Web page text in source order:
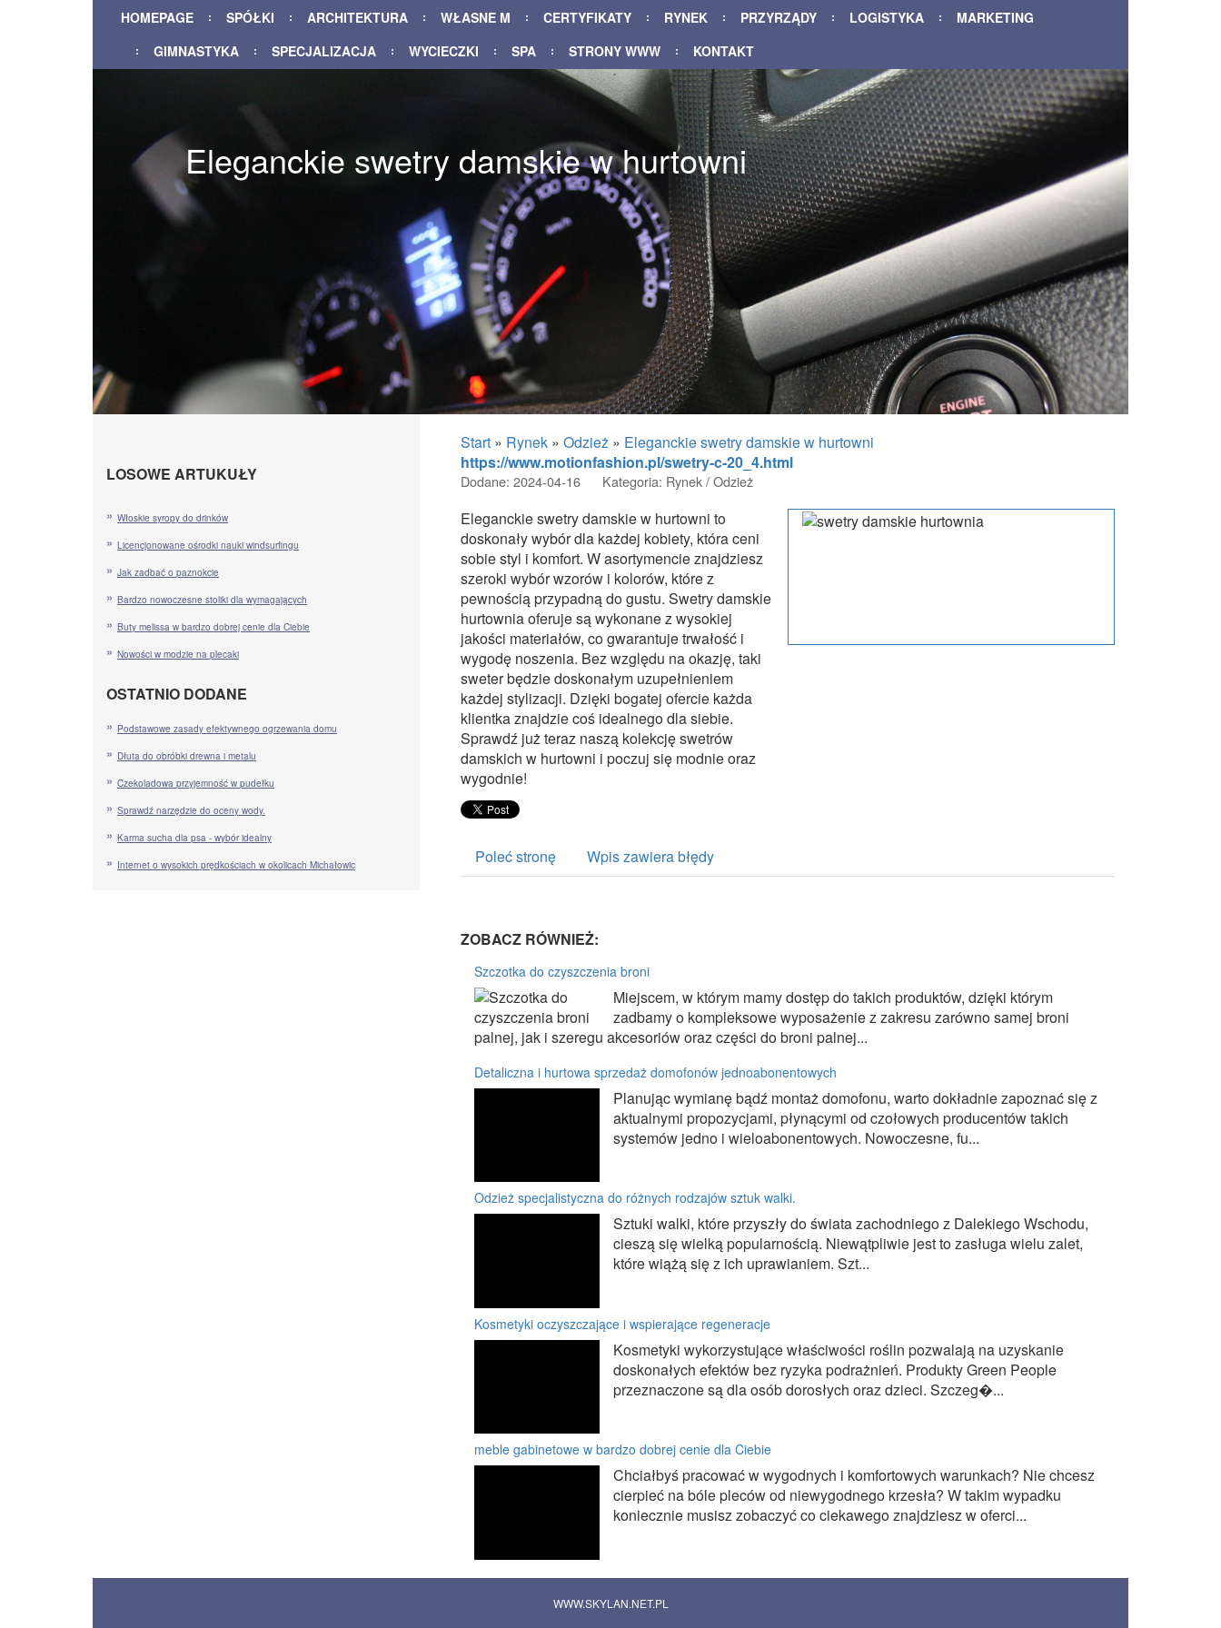
HOMEPAGE SPÓŁKI ARCHITEKTURA WŁASNE M CERTYFIKATY RYNEK PRZYRZĄDY LOGISTYKA
MARKETING
GIMNASTYKA
SPECJALIZACJA WYCIECZKI SPA STRONY WWW KONTAKT
Eleganckie swetry damskie w hurtowni
Start » Rynek » Odzież » Eleganckie swetry damskie w hurtowni
https://www.motionfashion.pl/swetry-c-20_4.html
Dodane: 2024-04-16 Kategoria: Rynek / Odzież
Eleganckie swetry damskie w hurtowni to
doskonały wybór dla każdej kobiety, która ceni
sobie styl i komfort. W asortymencie znajdziesz
szeroki wybór wzorów i kolorów, które z
pewnością przypadną do gustu. Swetry damskie
hurtownia oferuje są wykonane z wysokiej
jakości materiałów, co gwarantuje trwałość i
wygodę noszenia. Bez względu na okazję, taki
sweter będzie doskonałym uzupełnieniem
każdej stylizacji. Dzięki bogatej ofercie każda
klientka znajdzie coś idealnego dla siebie.
Sprawdź już teraz naszą kolekcję swetrów
damskich w hurtowni i poczuj się modnie oraz
wygodnie!
Poleć stronę Wpis zawiera błędy
ZOBACZ RÓWNIEŻ:
Szczotka do czyszczenia broni
Miejscem, w którym mamy dostęp do takich produktów, dzięki którym
zadbamy o kompleksowe wyposażenie z zakresu zarówno samej broni
palnej, jak i szeregu akcesoriów oraz części do broni palnej...
Detaliczna i hurtowa sprzedaż domofonów jednoabonentowych
Planując wymianę bądź montaż domofonu, warto dokładnie zapoznać się z
aktualnymi propozycjami, płynącymi od czołowych producentów takich
systemów jedno i wieloabonentowych. Nowoczesne, fu...
Odzież specjalistyczna do różnych rodzajów sztuk walki.
Sztuki walki, które przyszły do świata zachodniego z Dalekiego Wschodu,
cieszą się wielką popularnością. Niewątpliwie jest to zasługa wielu zalet,
które wiążą się z ich uprawianiem. Szt...
Kosmetyki oczyszczające i wspierające regeneracje
Kosmetyki wykorzystujące właściwości roślin pozwalają na uzyskanie
doskonałych efektów bez ryzyka podrażnień. Produkty Green People
przeznaczone są dla osób dorosłych oraz dzieci. Szczeg�...
meble gabinetowe w bardzo dobrej cenie dla Ciebie
Chciałbyś pracować w wygodnych i komfortowych warunkach? Nie chcesz
cierpieć na bóle pleców od niewygodnego krzesła? W takim wypadku
koniecznie musisz zobaczyć co ciekawego znajdziesz w oferci...
LOSOWE ARTUKUŁY
Włoskie syropy do drinków
Licencjonowane ośrodki nauki windsurfingu
Jak zadbać o paznokcie
Bardzo nowoczesne stoliki dla wymagających
Buty melissa w bardzo dobrej cenie dla Ciebie
Nowości w modzie na plecaki
OSTATNIO DODANE
Podstawowe zasady efektywnego ogrzewania domu
Dłuta do obróbki drewna i metalu
Czekoladowa przyjemność w pudełku
Sprawdź narzędzie do oceny wody.
Karma sucha dla psa - wybór idealny
Internet o wysokich prędkościach w okolicach Michałowic
WWW.SKYLAN.NET.PL